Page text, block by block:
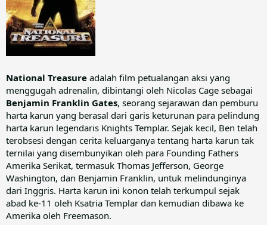
National Treasure adalah film petualangan aksi yang
menggugah adrenalin, dibintangi oleh Nicolas Cage sebagai
Benjamin Franklin Gates, seorang sejarawan dan pemburu
harta karun yang berasal dari garis keturunan para pelindung
harta karun legendaris Knights Templar. Sejak kecil, Ben telah
terobsesi dengan cerita keluarganya tentang harta karun tak
ternilai yang disembunyikan oleh para Founding Fathers
Amerika Serikat, termasuk Thomas Jefferson, George
Washington, dan Benjamin Franklin, untuk melindunginya
dari Inggris. Harta karun ini konon telah terkumpul sejak
abad ke-11 oleh Ksatria Templar dan kemudian dibawa ke
Amerika oleh Freemason.